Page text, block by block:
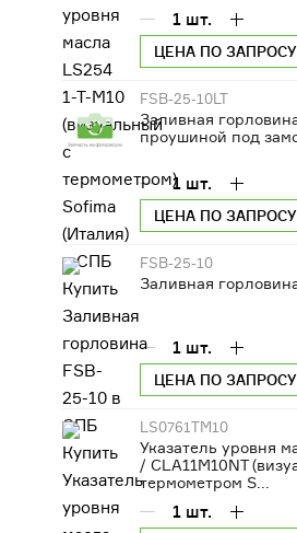
ДВИГАТЕЛИ
ОБОРУДОВАНИЕ ДЛЯ КАБИН
МАШИНИСТОВ
РАЗНАЯ ТЕХНИКА
СЕЛЬСКОХОЗЯЙСТВЕННОЕ
ОБОРУДОВАНИЕ
ФИЛЬТРЫ
ТРАНСМИССИЯ, КПП
1 шт.
ЦЕНА ПО ЗАПРОСУ
FSB-25-10LT
Заливная
проушиной под
1 шт.
ЦЕНА ПО ЗАПРОСУ
FSB-25-10
Заливная
1 шт.
ЦЕНА ПО ЗАПРОСУ
LS0761TM10
Указатель уровня
/ CLA11M10NT
термометром S...
1 шт.